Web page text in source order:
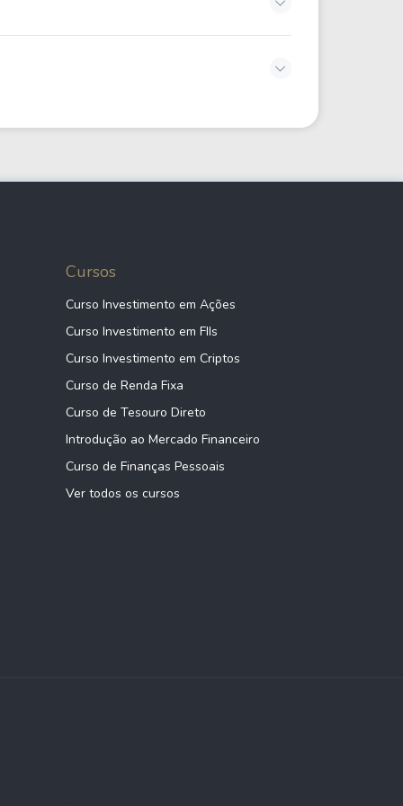
Cursos
Curso Investimento em Ações
Curso Investimento em FIIs
Curso Investimento em Criptos
Curso de Renda Fixa
Curso de Tesouro Direto
Introdução ao Mercado Financeiro
Curso de Finanças Pessoais
Ver todos os cursos